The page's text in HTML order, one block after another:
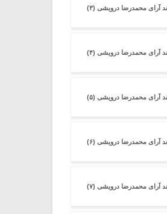
آرای محمدرضا درویشی (۳)
آرای محمدرضا درویشی (۴)
آرای محمدرضا درویشی (۵)
آرای محمدرضا درویشی (۶)
آرای محمدرضا درویشی (۷)